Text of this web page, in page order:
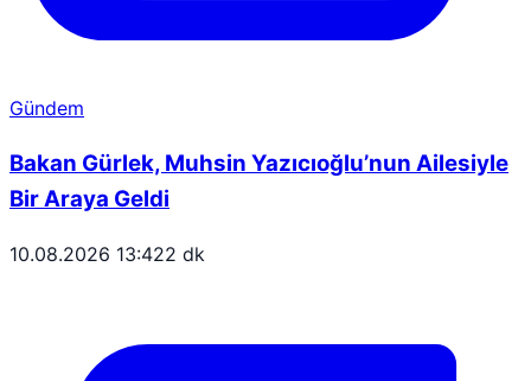
Gündem
Bakan Gürlek, Muhsin Yazıcıoğlu’nun Ailesiyle
Bir Araya Geldi
10.08.2026 13:422 dk